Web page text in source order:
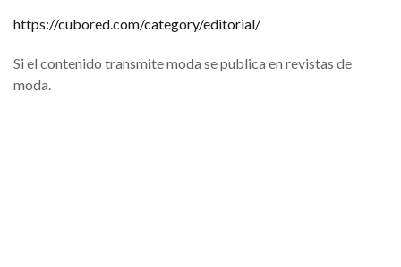
https://cubored.com/category/editorial/
Si el contenido transmite moda se publica en revistas de
moda.